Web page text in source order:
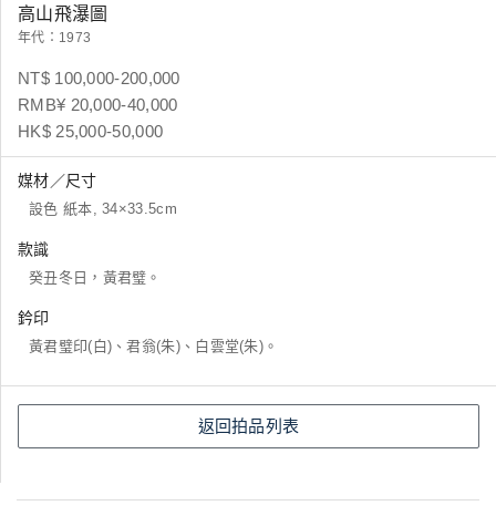
高山飛瀑圖
年代：1973
NT$ 100,000-200,000
RMB¥ 20,000-40,000
HK$ 25,000-50,000
媒材／尺寸
設色 紙本, 34×33.5cm
款識
癸丑冬日，黃君璧。
鈐印
黃君璧印(白)、君翁(朱)、白雲堂(朱)。
返回拍品列表